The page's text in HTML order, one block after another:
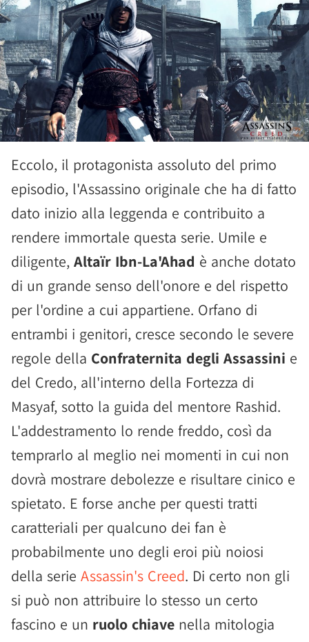
Eccolo, il protagonista assoluto del primo
episodio, l'Assassino originale che ha di fatto
dato inizio alla leggenda e contribuito a
rendere immortale questa serie. Umile e
diligente, Altaïr Ibn-La'Ahad è anche dotato
di un grande senso dell'onore e del rispetto
per l'ordine a cui appartiene. Orfano di
entrambi i genitori, cresce secondo le severe
regole della Confraternita degli Assassini e
del Credo, all'interno della Fortezza di
Masyaf, sotto la guida del mentore Rashid.
L'addestramento lo rende freddo, così da
temprarlo al meglio nei momenti in cui non
dovrà mostrare debolezze e risultare cinico e
spietato. E forse anche per questi tratti
caratteriali per qualcuno dei fan è
probabilmente uno degli eroi più noiosi
della serie Assassin's Creed. Di certo non gli
si può non attribuire lo stesso un certo
fascino e un ruolo chiave nella mitologia